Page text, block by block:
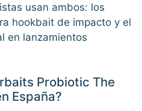
usan ambos: los
hookbait de impacto y el
en lanzamientos
Probiotic The
España?